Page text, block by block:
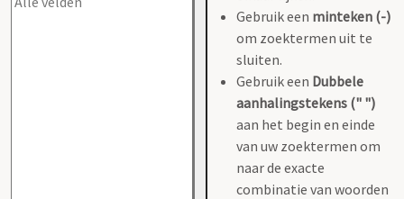
Gebruik een minteken (-)
om zoektermen uit te
sluiten.
Gebruik een Dubbele
aanhalingstekens (" ")
aan het begin en einde
van uw zoektermen om
naar de exacte
combinatie van woorden